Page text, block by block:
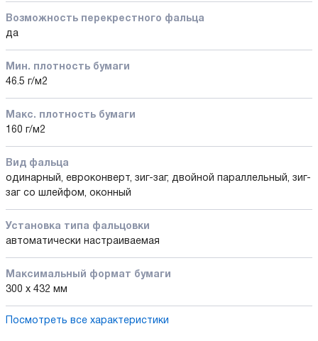
Возможность перекрестного фальца
да
Мин. плотность бумаги
46.5 г/м2
Макс. плотность бумаги
160 г/м2
Вид фальца
одинарный, евроконверт, зиг-заг, двойной параллельный, зиг-
заг со шлейфом, оконный
Установка типа фальцовки
автоматически настраиваемая
Максимальный формат бумаги
300 x 432 мм
Посмотреть все характеристики